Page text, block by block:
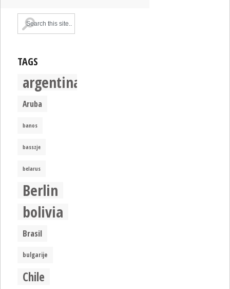
TAGS
argentina
Aruba
banos
basszje
belarus
Berlin
bolivia
Brasil
bulgarije
Chile